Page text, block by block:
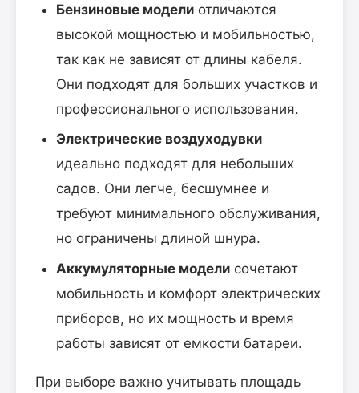
Бензиновые моделиотличаются
высокой мощностью и мобильностью,
так как не зависят от длины кабеля.
Они подходят для больших участков и
профессионального использования.
Электрические воздуходувки
идеально подходят для небольших
садов. Они легче, бесшумнее и
требуют минимального обслуживания,
но ограничены длиной шнура.
Аккумуляторные моделисочетают
мобильность и комфорт электрических
приборов, но их мощность и время
работы зависят от емкости батареи.
При выборе важно учитывать площадь